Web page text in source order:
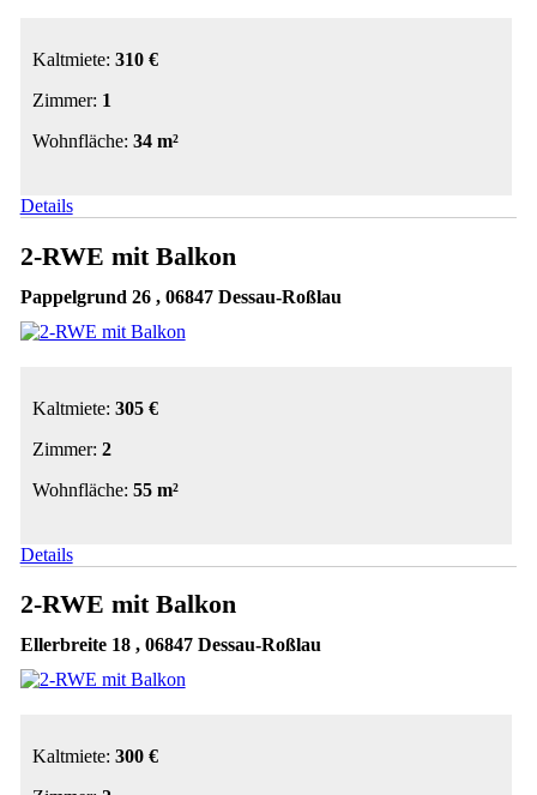
Kaltmiete: 310 €
Zimmer: 1
Wohnfläche: 34 m²
Details
2-RWE mit Balkon
Pappelgrund 26 , 06847 Dessau-Roßlau
Kaltmiete: 305 €
Zimmer: 2
Wohnfläche: 55 m²
Details
2-RWE mit Balkon
Ellerbreite 18 , 06847 Dessau-Roßlau
Kaltmiete: 300 €